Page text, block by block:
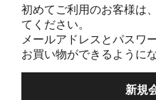
初めてご利用のお客様は
てください。
メールアドレスとパスワ
お買い物ができるように